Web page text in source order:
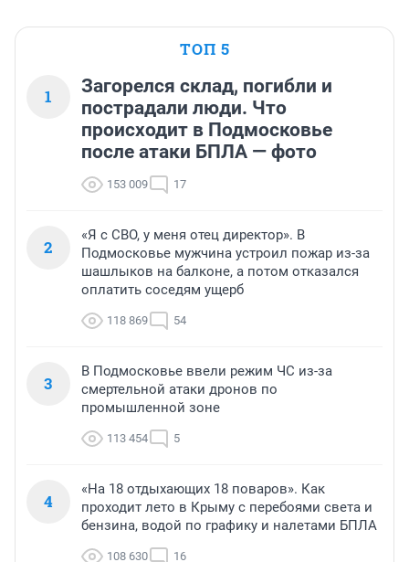
ТОП 5
1
Загорелся склад, погибли и
пострадали люди. Что
происходит в Подмосковье
после атаки БПЛА — фото
153 009 17
2
«Я с СВО, у меня отец директор». В
Подмосковье мужчина устроил пожар из-за
шашлыков на балконе, а потом отказался
оплатить соседям ущерб
118 869 54
3
В Подмосковье ввели режим ЧС из-за
смертельной атаки дронов по
промышленной зоне
113 454 5
4
«На 18 отдыхающих 18 поваров». Как
проходит лето в Крыму с перебоями света и
бензина, водой по графику и налетами БПЛА
108 630 16